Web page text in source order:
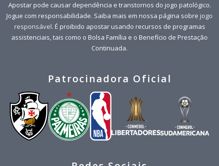
Apostar pode causar dependência e transtornos do jogo patológico.
Jogue com responsabilidade. Saiba mais em nossa página sobre jogo
responsável. É proibido apostar usando recursos de programas
assistenciais, tais como o Bolsa Família e o Benefício de Prestação
Continuada.
Patrocinadora Oficial